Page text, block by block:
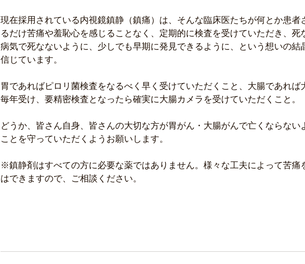
現在採用されている内視鏡鎮静（鎮痛）は、そんな臨床医たちが何とか患者
るだけ苦痛や羞恥心を感じることなく、定期的に検査を受けていただき、死
病気で死なないように、少しでも早期に発見できるように、という想いの結
信じています。
胃であればピロリ菌検査をなるべく早く受けていただくこと、大腸であれば
毎年受け、要精密検査となったら確実に大腸カメラを受けていただくこと。
どうか、皆さん自身、皆さんの大切な方が胃がん・大腸がんで亡くならない
ことを守っていただくようお願いします。
※鎮静剤はすべての方に必要な薬ではありません。様々な工夫によって苦痛
はできますので、ご相談ください。